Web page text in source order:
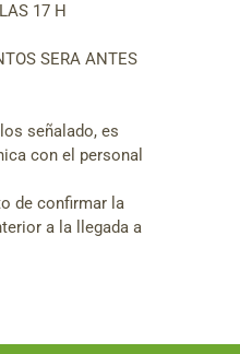
17 H
SERA ANTES
señalado, es
con el personal
de confirmar la
a la llegada a